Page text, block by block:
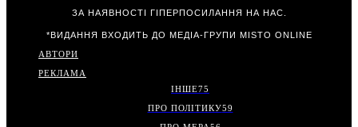
ЗА НАЯВНОСТІ ГІПЕРПОСИЛАННЯ НА НАС.
*ВИДАННЯ ВХОДИТЬ ДО МЕДІА-ГРУПИ MISTO ONLINE
АВТОРИ
РЕКЛАМА
ІНШЕ75
ПРО ПОЛІТИКУ59